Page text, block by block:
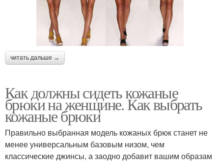
читать дальше →
Как должны сидеть кожаные
брюки на женщине. Как выбрать
кожаные брюки
Правильно выбранная модель кожаных брюк станет не
менее универсальным базовым низом, чем
классические джинсы, а заодно добавит вашим образам